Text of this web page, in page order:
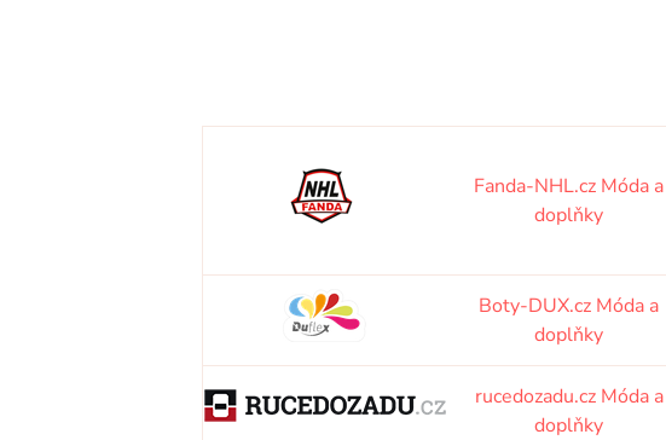
Fanda-NHL.cz Móda a
doplňky
Boty-DUX.cz Móda a
doplňky
rucedozadu.cz Móda a
doplňky